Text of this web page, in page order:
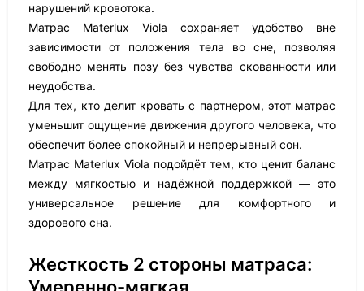
нарушений кровотока.
Матрас Materlux Viola сохраняет удобство вне
зависимости от положения тела во сне, позволяя
свободно менять позу без чувства скованности или
неудобства.
Для тех, кто делит кровать с партнером, этот матрас
уменьшит ощущение движения другого человека, что
обеспечит более спокойный и непрерывный сон.
Матрас Materlux Viola подойдёт тем, кто ценит баланс
между мягкостью и надёжной поддержкой — это
универсальное решение для комфортного и
здорового сна.
Жесткость 2 стороны матраса: